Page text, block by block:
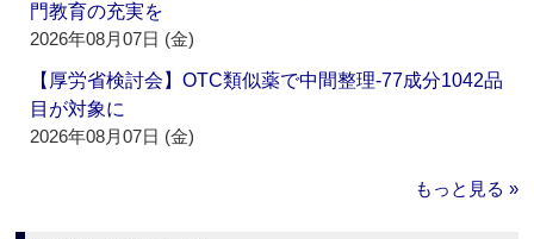
門教育の充実を
2026年08月07日 (金)
【厚労省検討会】OTC類似薬で中間整理‐77成分1042品
目が対象に
2026年08月07日 (金)
もっと見る »